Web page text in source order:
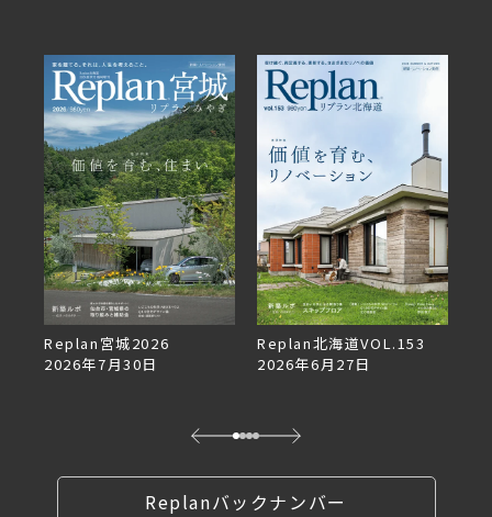
Replan宮城2026
2026年7月30日
Replan北海道VOL.153
2026年6月27日
Replanバックナンバー